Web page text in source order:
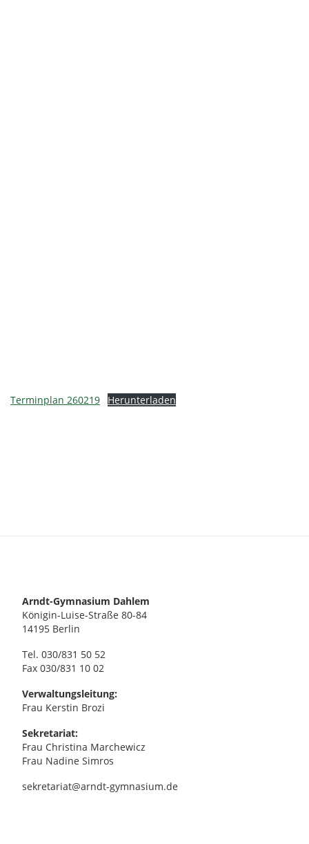
Terminplan 260219 Herunterladen
Arndt-Gymnasium Dahlem
Königin-Luise-Straße 80-84
14195 Berlin
Tel. 030/831 50 52
Fax 030/831 10 02
Verwaltungsleitung:
Frau Kerstin Brozi
Sekretariat:
Frau Christina Marchewicz
Frau Nadine Simros
sekretariat@arndt-gymnasium.de